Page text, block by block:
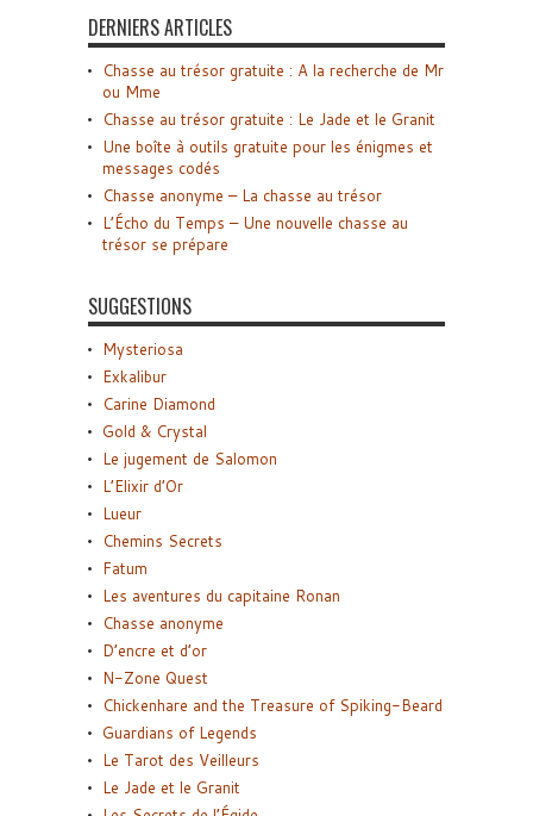
DERNIERS ARTICLES
Chasse au trésor gratuite : A la recherche de Mr
ou Mme
Chasse au trésor gratuite : Le Jade et le Granit
Une boîte à outils gratuite pour les énigmes et
messages codés
Chasse anonyme – La chasse au trésor
L’Écho du Temps – Une nouvelle chasse au
trésor se prépare
SUGGESTIONS
Mysteriosa
Exkalibur
Carine Diamond
Gold & Crystal
Le jugement de Salomon
L’Elixir d’Or
Lueur
Chemins Secrets
Fatum
Les aventures du capitaine Ronan
Chasse anonyme
D’encre et d’or
N-Zone Quest
Chickenhare and the Treasure of Spiking-Beard
Guardians of Legends
Le Tarot des Veilleurs
Le Jade et le Granit